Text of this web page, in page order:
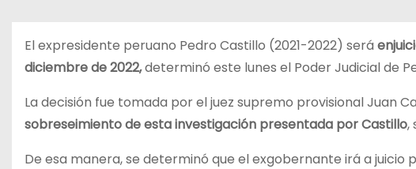
El expresidente peruano Pedro Castillo (2021-2022) será
diciembre de 2022,determinó este lunes el Poder Judicial de
La decisión fue tomada por el juez supremo provisional Juan
sobreseimiento de esta investigación presentada por Castillo,
De esa manera, se determinó que el exgobernante irá a